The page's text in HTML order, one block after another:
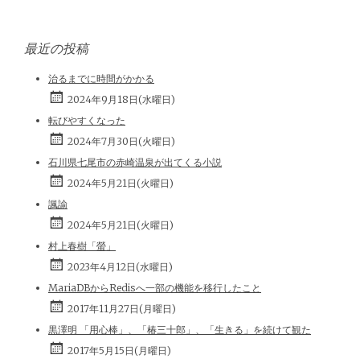
最近の投稿
治るまでに時間がかかる
2024年9月18日(水曜日)
転びやすくなった
2024年7月30日(火曜日)
石川県七尾市の赤崎温泉が出てくる小説
2024年5月21日(火曜日)
諷諭
2024年5月21日(火曜日)
村上春樹「螢」
2023年4月12日(水曜日)
MariaDBからRedisへ一部の機能を移行したこと
2017年11月27日(月曜日)
黒澤明 「用心棒」、「椿三十郎」、「生きる」を続けて観た
2017年5月15日(月曜日)